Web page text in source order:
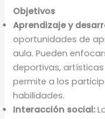
Objetivos
Aprendizaje y
oportunidades de
aula. Pueden
deportivas,
permite a los
habilidades.
Interacción social: